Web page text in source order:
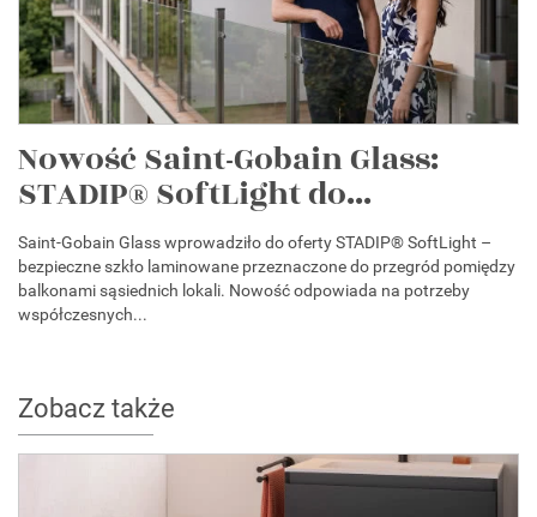
Nowość Saint-Gobain Glass:
STADIP® SoftLight do...
Saint-Gobain Glass wprowadziło do oferty STADIP® SoftLight –
bezpieczne szkło laminowane przeznaczone do przegród pomiędzy
balkonami sąsiednich lokali. Nowość odpowiada na potrzeby
współczesnych...
Zobacz także